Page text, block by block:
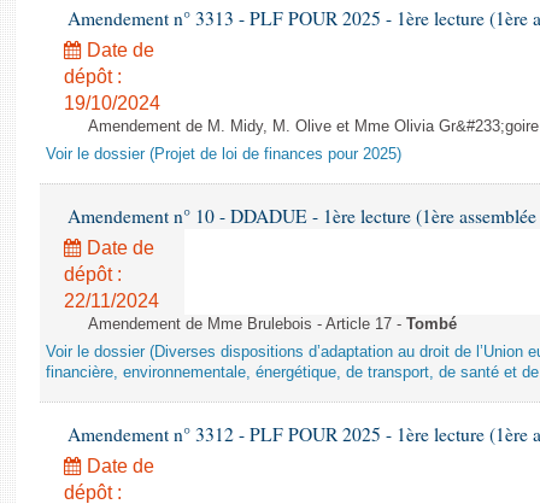
Comptes rendus des débats
Amendement n° 3313 - PLF POUR 2025 - 1ère lecture (1ère
Date de
dépôt :
19/10/2024
Amendement de M. Midy, M. Olive et Mme Olivia
Voir le dossier (Projet de loi de finances pour 2025)
Amendement n° 10 - DDADUE - 1ère lecture (1ère
Date de
dépôt :
22/11/2024
Amendement de Mme Brulebois - Article 17 - Tombé
Voir le dossier (Diverses dispositions d’adaptation au droit de l’Union
financière, environnementale, énergétique, de transport, de santé et
Amendement n° 3312 - PLF POUR 2025 - 1ère lecture (1ère
Date de
dépôt :